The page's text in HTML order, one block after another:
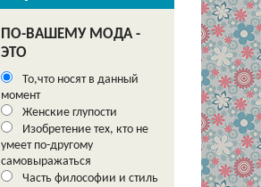
ПО-ВАШЕМУ МОДА -
ЭТО
То,что носят в данный
момент
Женские глупости
Изобретение тех, кто не
умеет по-другому
самовыражаться
Часть философии и стиль